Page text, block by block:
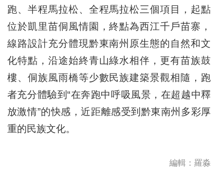
跑、半程馬拉松、全程馬拉松三個項目，起點
位於凱里苗侗風情園，終點為西江千戶苗寨，
線路設計充分體現黔東南州原生態的自然和文
化特點，沿途始終青山綠水相伴，更有苗族鼓
樓、侗族風雨橋等少數民族建築景觀相隨，跑
者充分體驗到“在奔跑中呼吸風景，在超越中釋
放激情”的快感，近距離感受到黔東南州多彩厚
重的民族文化。
編輯：羅淼